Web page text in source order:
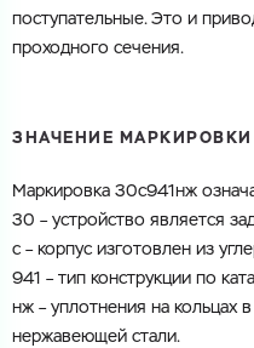
поступательные. Это и
проходного сечения.
ЗНАЧЕНИЕ МАРКИРОВКИ
Маркировка 30с941нж
30 – устройство является
с – корпус изготовлен из
941 – тип конструкции по
нж – уплотнения на кольцах в
нержавеющей стали.